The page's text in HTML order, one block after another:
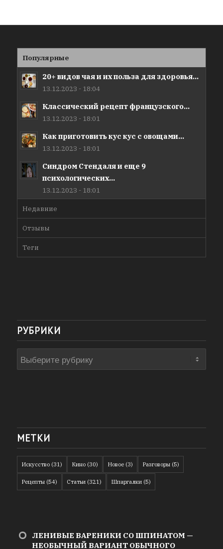
Популярные
20+ видов чая и их польза для здоровья...
13.12.2023 - 18:04
Классический рецепт французского...
13.12.2023 - 18:01
Как приготовить кус кус с овощами...
13.12.2023 - 18:01
Синдром Стендаля и еще 9
психологических...
13.12.2023 - 18:01
Недавние
Отзывы
Теги
РУБРИКИ
Рубрики
МЕТКИ
Искусство(31) Кино(30) Новое(3) Разговоры(5)
Рецепты(54) Статьи(321) Шпаргалки(5)
ЛЕНИВЫЕ ВАРЕНИКИ СО ШПИНАТОМ —
НЕОБЫЧНЫЙ ВАРИАНТ ОБЫЧНОГО